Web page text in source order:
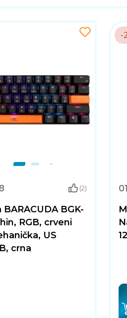
(2)
BGK-
RGB, crveni
US
crna
-